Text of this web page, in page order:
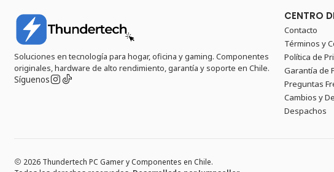
Soluciones en tecnología para hogar, oficina y gaming. Componentes
originales, hardware de alto rendimiento, garantía y soporte en Chile.
Síguenos
CENTRO
Contacto
Términos y
Política de
Garantía de
Preguntas
Cambios y
Despachos
2026 Thundertech PC Gamer y Componentes en Chile.